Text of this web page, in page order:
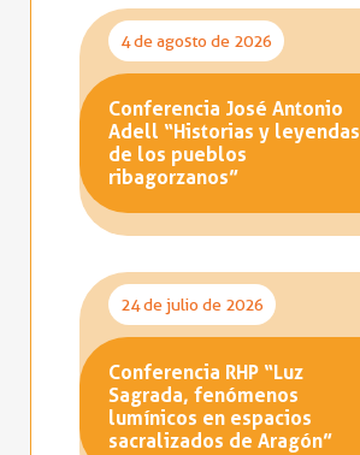
4 de agosto de 2026
Conferencia José Antonio
Adell “Historias y leyendas
de los pueblos
ribagorzanos”
24 de julio de 2026
Conferencia RHP “Luz
Sagrada, fenómenos
lumínicos en espacios
sacralizados de Aragón”